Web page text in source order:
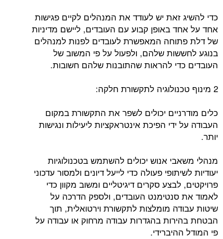
כדי להשיג זאת יש לעודד את המנהלים לקיים פגישות
אחד על אחד באופן קבוע עם העובדים, ליישם מדיניות
של דלת פתוחה המאפשרת לעובדים לפנות למנהלים
בנוגע לחששות שלהם, ולפעול על פי המשוב של
העובדים כדי להראות שהתובנות שלהם חשובות.
2 מינוף טכנולוגיה לתקשורת חלקה:
כלים מודרניים יכולים לשפר את התקשורת במקום
העבודה על ידי הפיכת אינטראקציות ליעילות ונגישות
יותר.
מנהלי משאבי אנוש יכולים להשתמש בטכנולוגיות
יעודיות לשיתופי פעולה כדי לייעל דיונים ולמסור עדכוני
פרויקטים, לבצע סקרים דיגיטליים ומשוב מקוון כדי
לאמוד את סנטימנט העובדים, ולספק הדרכה על
שיטות עבודה מומלצות לתקשורת וירטואלית, תוך
הבטחת בהירות בהגדרות עבודה מרחוק או עבודה על
פי המודל ההיברידי.